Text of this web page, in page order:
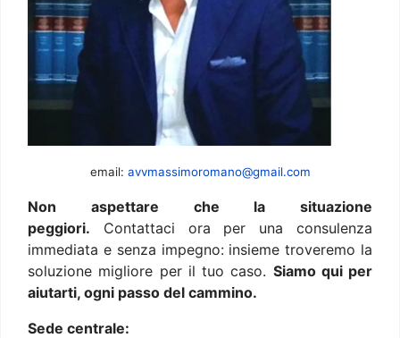
email: avvmassimoromano@gmail.com
Non aspettare che la situazione
peggiori. Contattaci ora per una consulenza
immediata e senza impegno: insieme troveremo la
soluzione migliore per il tuo caso. Siamo qui per
aiutarti, ogni passo del cammino.
Sede centrale: